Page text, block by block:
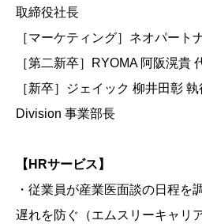
取締役社長
［マーケティング］ネオパート
［第二新卒］RYOMA 阿阪滉貴
［新卒］ジェイック 柳井田彰
Division 事業部長
【HRサービス】
・従業員が産業医面談の日程を
遅れを防ぐ（エムスリーキャリア